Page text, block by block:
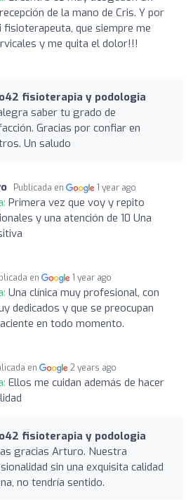
de la mano de Cris. Y por
fisioterapeuta, que siempre me
y me quita el dolor!!!
fisioterapia y podologia
saber tu grado de
Gracias por confiar en
Un saludo
Publicada en 1 year ago
Primera vez que voy y repito
y una atención de 10 Una
en 1 year ago
Una clínica muy profesional, con
dedicados y que se preocupan
en todo momento.
en 2 years ago
Ellos me cuidan además de hacer
fisioterapia y podologia
gracias Arturo. Nuestra
sin una exquisita calidad
no tendría sentido.